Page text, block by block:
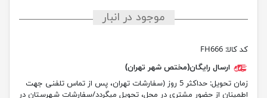
موجود در انبار
کد کالا: FH666
ارسال رایگان(مختص شهر تهران)
زمان تحویل:
حداکثر 5 روز (سفارشات تهران، پس از تماس تلفنی جهت
اطمینان از حضور مشتری در محل، تحویل میگردد/سفارشات شهرستان در